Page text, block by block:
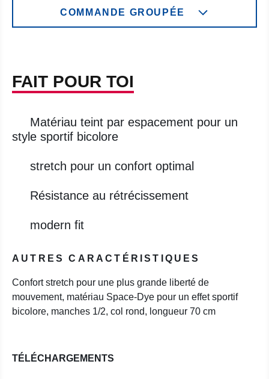
COMMANDE GROUPÉE
FAIT POUR TOI
Matériau teint par espacement pour un
style sportif bicolore
stretch pour un confort optimal
Résistance au rétrécissement
modern fit
AUTRES CARACTÉRISTIQUES
Confort stretch pour une plus grande liberté de
mouvement, matériau Space-Dye pour un effet sportif
bicolore, manches 1/2, col rond, longueur 70 cm
TÉLÉCHARGEMENTS